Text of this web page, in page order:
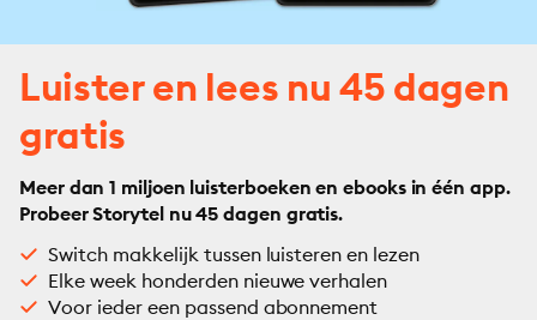
Luister en lees nu 45 dagen
gratis
Meer dan 1 miljoen luisterboeken en ebooks in één app.
Probeer Storytel nu 45 dagen gratis.
Switch makkelijk tussen luisteren en lezen
Elke week honderden nieuwe verhalen
Voor ieder een passend abonnement